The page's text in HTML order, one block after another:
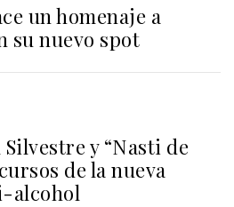
un homenaje a
su nuevo spot
y “Nasti de
de la nueva
alcohol